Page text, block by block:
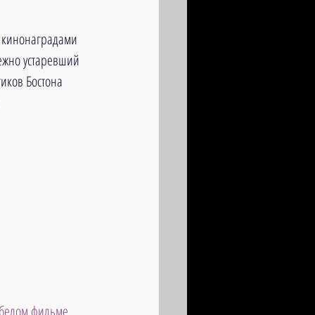
устаревший
Бостона
фильме